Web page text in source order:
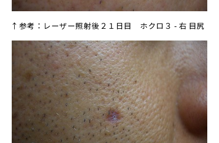
↑参考：レーザー照射後２１日目 ホクロ３ - 右 目尻